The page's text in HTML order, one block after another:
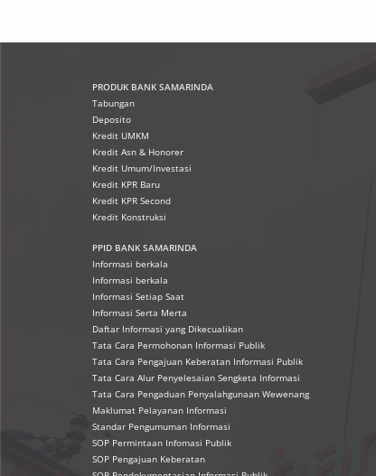
PRODUK BANK SAMARINDA
Tabungan
Deposito
Kredit UMKM
Kredit Asn & Honorer
Kredit Umum/Investasi
Kredit KPR Baru
Kredit KPR Second
Kredit Konstruksi
PPID BANK SAMARINDA
Informasi berkala
Informasi berkala
Informasi Setiap Saat
Informasi Serta Merta
Daftar Informasi yang Dikecualikan
Tata Cara Permohonan Informasi Publik
Tata Cara Pengajuan Keberatan Informasi Publik
Tata Cara Alur Penyelesaian Sengketa Informasi
Tata Cara Pengaduan Penyalahgunaan Wewenang
Maklumat Pelayanan Informasi
Standar Pengumuman Informasi
SOP Permintaan Infomasi Publik
SOP Pengajuan Keberatan